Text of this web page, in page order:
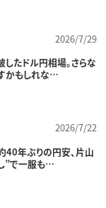
2026/7/29
たドル円相場。さらな
かもしれな…
2026/7/22
40年ぶりの円安、片山
”で一服も…